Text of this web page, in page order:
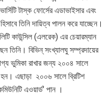
টাস্ক ফোর্সের এডাভাইসার এবং
তিনি দায়িত্ব পালন করে যাচ্ছেন।
কাউন্সিল (এলরেক) এর চেয়ারম্যান
তিনি। বিভিন্ সংখ্যালঘু সম্প্রদায়ের
ভুমিকা রাখার জন্য ২০০৪ সালে
হন। এছাড়া ২০০৬ সালে ব্রিটিশ
এওয়ার্ড’ পান ।